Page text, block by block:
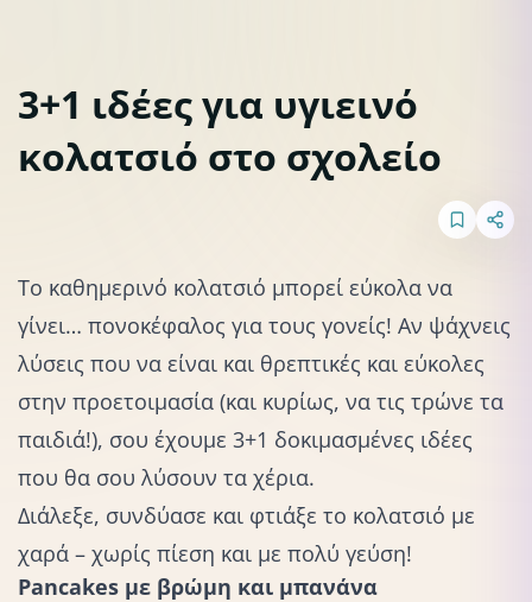
Σχολείο Παιδική διατροφή
3+1 ιδέες για υγιεινό
κολατσιό στο σχολείο
Το καθημερινό κολατσιό μπορεί εύκολα να
γίνει… πονοκέφαλος για τους γονείς! Αν ψάχνεις
λύσεις που να είναι και θρεπτικές και εύκολες
στην προετοιμασία (και κυρίως, να τις τρώνε τα
παιδιά!), σου έχουμε 3+1 δοκιμασμένες ιδέες
που θα σου λύσουν τα χέρια.
Διάλεξε, συνδύασε και φτιάξε το κολατσιό με
χαρά – χωρίς πίεση και με πολύ γεύση!
Pancakes με βρώμη και μπανάνα